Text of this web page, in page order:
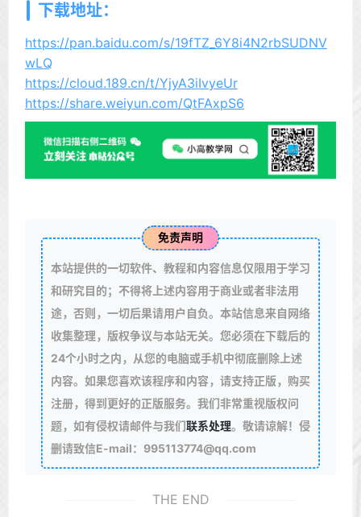
下载地址：
https://pan.baidu.com/s/19fTZ_6Y8i4N2rbSUDNV
wLQ
https://cloud.189.cn/t/YjyA3iIvyeUr
https://share.weiyun.com/QtFAxpS6
免责声明
本站提供的一切软件、教程和内容信息仅限用于学习
和研究目的；不得将上述内容用于商业或者非法用
途，否则，一切后果请用户自负。本站信息来自网络
收集整理，版权争议与本站无关。您必须在下载后的
24个小时之内，从您的电脑或手机中彻底删除上述
内容。如果您喜欢该程序和内容，请支持正版，购买
注册，得到更好的正版服务。我们非常重视版权问
题，如有侵权请邮件与我们联系处理。敬请谅解！侵
删请致信E-mail：995113774@qq.com
THE END